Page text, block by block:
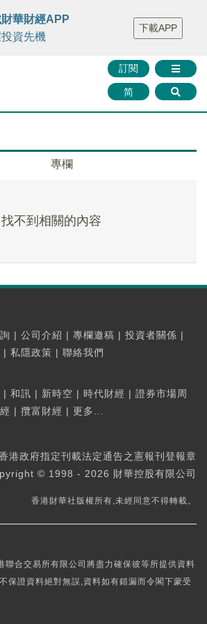
FINTV FINMETA 財華證券 媒體矩陣
智庫沙龍
聯絡我們
訂閱
简
華財經APP
資先機
下載APP
專欄
找不到相關的內容
| 公司介紹 | 專欄邀稿 | 投資者關係 |
| 私隱政策 | 聯絡我們
| 和訊 | 新時空 | 時代財經 | 證券市場周
| 攬富財經 | 更多...
港政府指定刊載法定通告之憲報刊登報章
© 1998 - 2026 財華控股有限公司
香港財華社版權所有,未經同意不得轉載。
聯合交易所有限公司將盡力確保彼等所提供資料
保證資料絕對無誤,資料如有錯漏而令閣下蒙受